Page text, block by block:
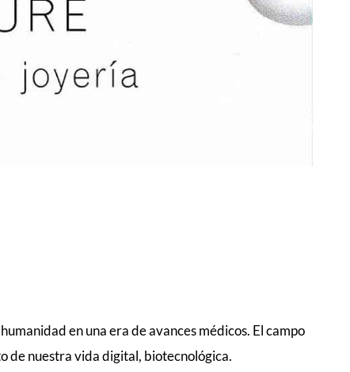
en una era de avances médicos. El campo
de nuestra vida digital, biotecnológica.